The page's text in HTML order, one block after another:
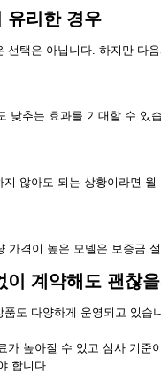
유리한 경우
선택은 아닙니다. 하지만 다
낮추는 효과를 기대할 수 있
않아도 되는 상황이라면
가격이 높은 모델은 보증금
이 계약해도 괜찮
도 다양하게 운영되고 있
가 높아질 수 있고 심사 기
합니다.